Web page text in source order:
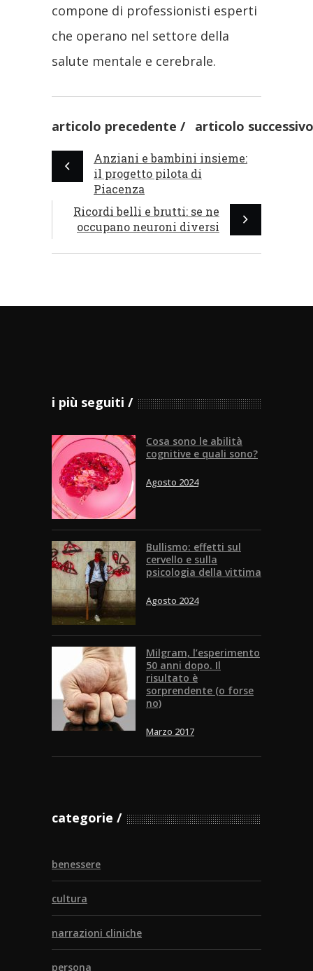
compone di professionisti esperti
che operano nel settore della
salute mentale e cerebrale.
articolo precedente articolo successivo
Anziani e bambini insieme:
il progetto pilota di
Piacenza
Ricordi belli e brutti: se ne
occupano neuroni diversi
i più seguiti
Cosa sono le abilità
cognitive e quali sono?
Agosto 2024
Bullismo: effetti sul
cervello e sulla
psicologia della vittima
Agosto 2024
Milgram, l’esperimento
50 anni dopo. Il
risultato è
sorprendente (o forse
no)
Marzo 2017
categorie
benessere
cultura
narrazioni cliniche
persona